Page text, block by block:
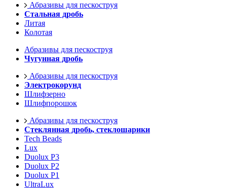
Абразивы для пескоструя
Стальная дробь
Литая
Колотая
Абразивы для пескоструя
Чугунная дробь
Абразивы для пескоструя
Электрокорунд
Шлифзерно
Шлифпорошок
Абразивы для пескоструя
Стеклянная дробь, стеклошарики
Tech Beads
Lux
Duolux P3
Duolux P2
Duolux P1
UltraLux